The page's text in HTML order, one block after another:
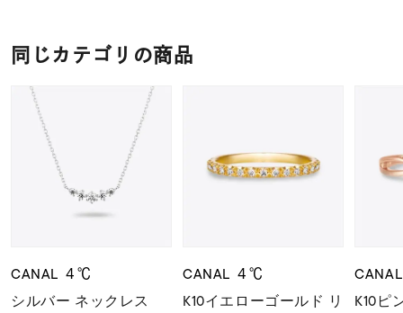
同じカテゴリの商品
CANAL ４℃
シルバー ネックレス
CANAL ４℃
K10イエローゴールド リ
K10ピ